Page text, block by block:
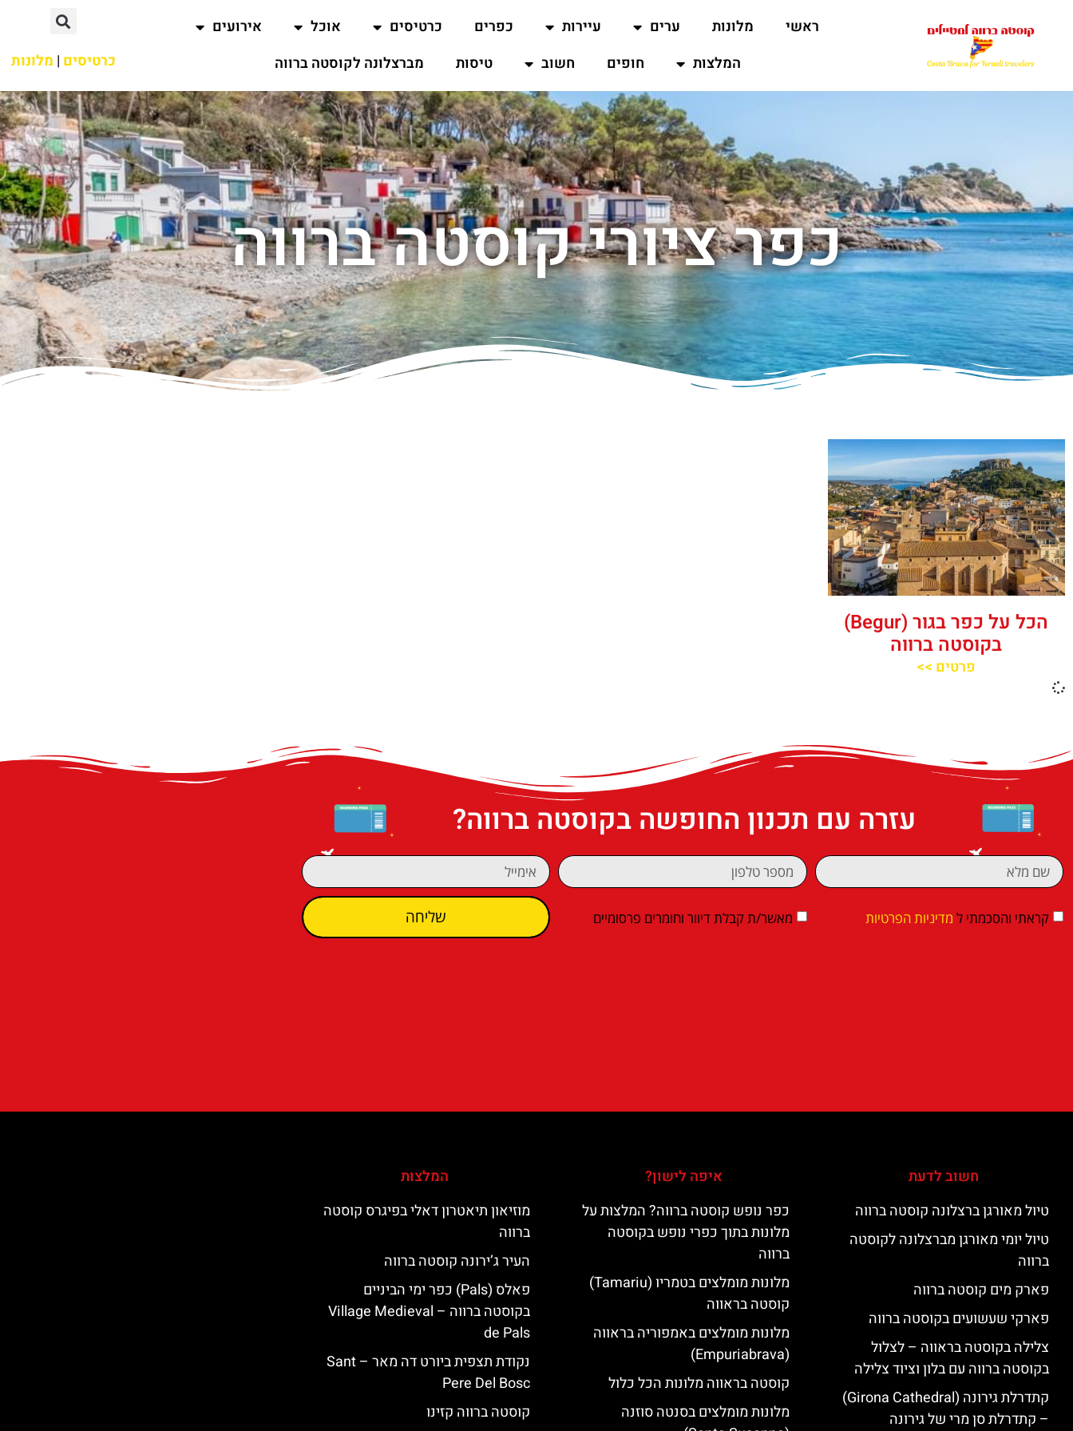
ראשי מלונות ערים עיירות כפרים כרטיסים אוכל
אירועים
המלצות
חופים חשוב טיסות מברצלונה לקוסטה ברווה כרטיסים | מלונות
כפר ציורי קוסטה ברווה
הכל על כפר בגור (Begur)
בקוסטה ברווה
פרטים >>
עזרה עם תכנון החופשה בקוסטה ברווה?
קראתי והסכמתי ל מדיניות הפרטיות מאשר/ת קבלת דיוור וחומרים פרסומיים שליחה
חשוב לדעת
טיול מאורגן ברצלונה קוסטה ברווה
טיול יומי מאורגן מברצלונה לקוסטה
ברווה
פארק מים קוסטה ברווה
פארקי שעשועים בקוסטה ברווה
צלילה בקוסטה בראווה – לצלול
בקוסטה ברווה עם בלון וציוד צלילה
קתדרלת גירונה (Girona Cathedral)
– קתדרלת סן מרי של גירונה
איפה לישון?
כפר נופש קוסטה ברווה? המלצות על
מלונות בתוך כפרי נופש בקוסטה
ברווה
מלונות מומלצים בטמריו (Tamariu)
קוסטה בראווה
מלונות מומלצים באמפוריה בראווה
(Empuriabrava)
קוסטה בראווה מלונות הכל כלול
מלונות מומלצים בסנטה סוזנה
המלצות
מוזיאון תיאטרון דאלי בפיגרס קוסטה
ברווה
העיר ג’ירונה קוסטה ברווה
פאלס (Pals) כפר ימי הביניים
בקוסטה ברווה – ‪‪Village Medieval
de Pals‬‬
נקודת תצפית ביורט דה מאר – Sant
Pere Del Bosc
קוסטה ברווה קזינו